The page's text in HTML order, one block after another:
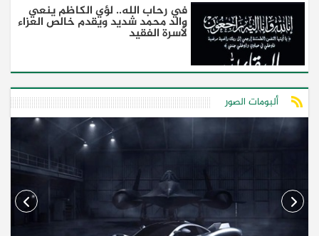
في رحاب الله.. لؤي الكاظم ينعي
والد محمد شديد ويقدم خالص العزاء
لأسرة الفقيد
ألبومات الصور